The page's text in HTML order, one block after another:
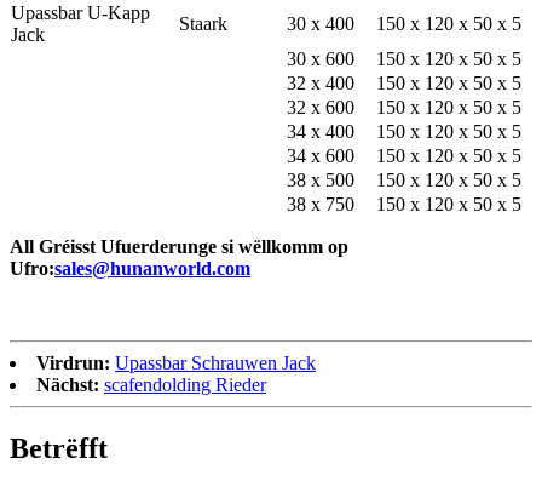
Upassbar U-Kapp
Jack
Staark 30 x 400
150 x 120 x 50 x 5
30 x 600
150 x 120 x 50 x 5
32 x 400
150 x 120 x 50 x 5
32 x 600
150 x 120 x 50 x 5
34 x 400
150 x 120 x 50 x 5
34 x 600
150 x 120 x 50 x 5
38 x 500
150 x 120 x 50 x 5
38 x 750
150 x 120 x 50 x 5
All Gréisst Ufuerderunge si wëllkomm op
Ufro:sales@hunanworld.com
Virdrun: Upassbar Schrauwen Jack
Nächst: scafendolding Rieder
Betrëfft